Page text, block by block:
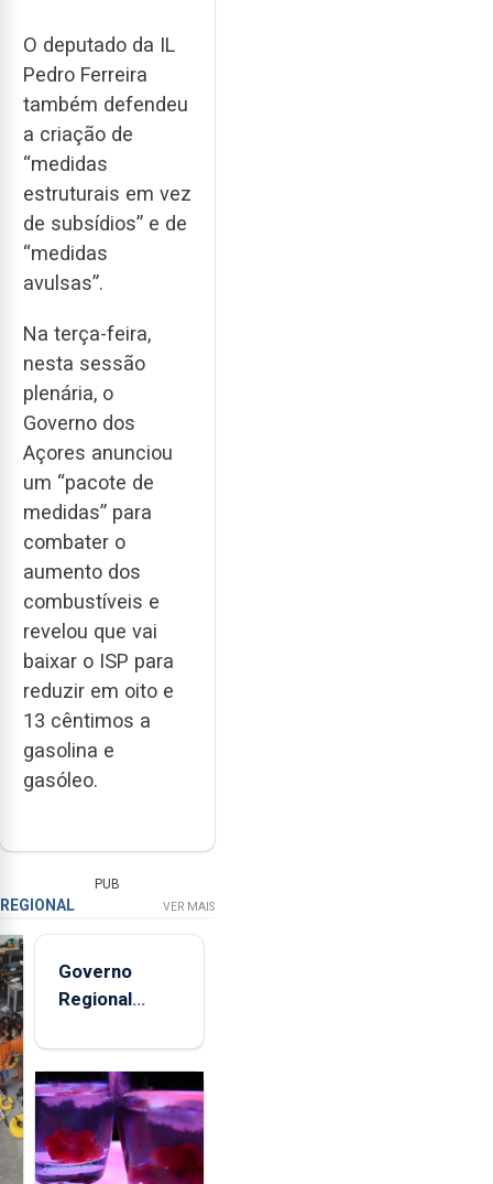
O deputado da IL
Pedro Ferreira
também defendeu
a criação de
“medidas
estruturais em vez
de subsídios” e de
“medidas
avulsas”.
Na terça-feira,
nesta sessão
plenária, o
Governo dos
Açores anunciou
um “pacote de
medidas” para
combater o
aumento dos
combustíveis e
revelou que vai
baixar o ISP para
reduzir em oito e
13 cêntimos a
gasolina e
gasóleo.
PUB
REGIONAL VER MAIS
Governo
Regional
apartamentos
na freguesia
da Maia